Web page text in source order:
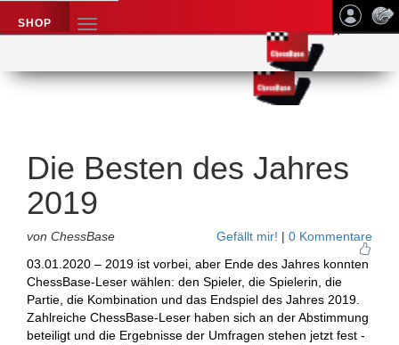
SHOP
TOGGLE
NAVIGATION
Nachrichten
Die Besten des Jahres
2019
von ChessBase Gefällt mir! | 0 Kommentare
03.01.2020 – 2019 ist vorbei, aber Ende des Jahres konnten
ChessBase-Leser wählen: den Spieler, die Spielerin, die
Partie, die Kombination und das Endspiel des Jahres 2019.
Zahlreiche ChessBase-Leser haben sich an der Abstimmung
beteiligt und die Ergebnisse der Umfragen stehen jetzt fest -